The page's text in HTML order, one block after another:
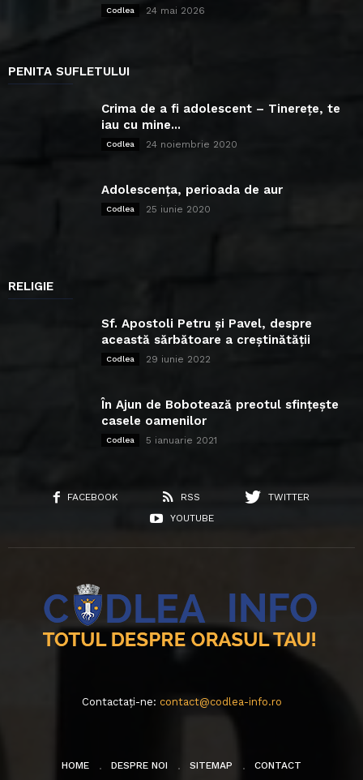
Codlea 24 mai 2026
PENITA SUFLETULUI
Crima de a fi adolescent – Tinerețe, te
iau cu mine...
Codlea 24 noiembrie 2020
Adolescența, perioada de aur
Codlea 25 iunie 2020
RELIGIE
Sf. Apostoli Petru și Pavel, despre
această sărbătoare a creștinătății
Codlea 29 iunie 2022
În Ajun de Bobotează preotul sfințește
casele oamenilor
Codlea 5 ianuarie 2021
FACEBOOK RSS
TWITTER
YOUTUBE
Contactați-ne: contact@codlea-info.ro
HOME DESPRE NOI SITEMAP CONTACT